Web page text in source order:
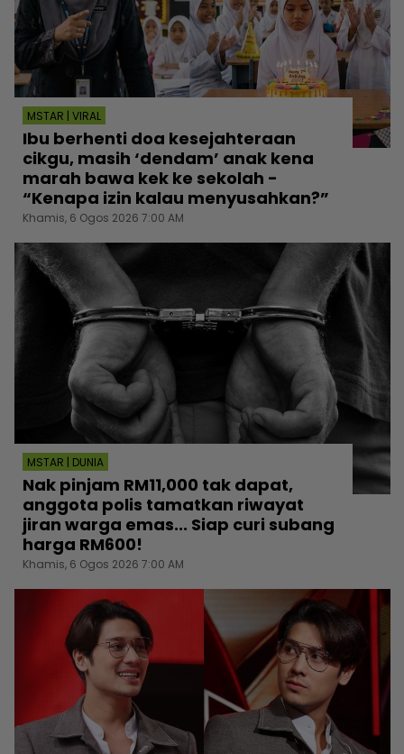
MSTAR | VIRAL
Ibu berhenti doa kesejahteraan
cikgu, masih ‘dendam’ anak kena
marah bawa kek ke sekolah -
“Kenapa izin kalau menyusahkan?”
Khamis, 6 Ogos 2026 7:00 AM
MSTAR | DUNIA
Nak pinjam RM11,000 tak dapat,
anggota polis tamatkan riwayat
jiran warga emas... Siap curi subang
harga RM600!
Khamis, 6 Ogos 2026 7:00 AM